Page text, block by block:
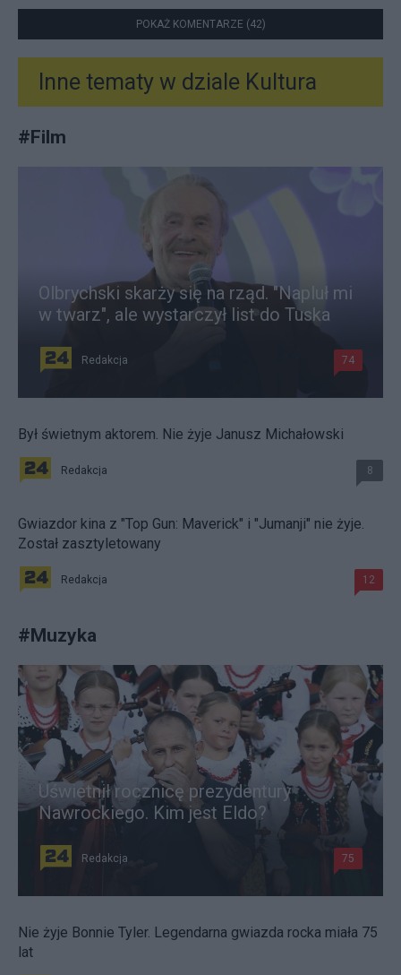
POKAŻ KOMENTARZE (42)
Inne tematy w dziale Kultura
#Film
Olbrychski skarży się na rząd. "Napluł mi
w twarz", ale wystarczył list do Tuska
Redakcja 74
Był świetnym aktorem. Nie żyje Janusz Michałowski
Redakcja 8
Gwiazdor kina z "Top Gun: Maverick" i "Jumanji" nie żyje.
Został zasztyletowany
Redakcja 12
#Muzyka
Uświetnił rocznicę prezydentury
Nawrockiego. Kim jest Eldo?
Redakcja 75
Nie żyje Bonnie Tyler. Legendarna gwiazda rocka miała 75
lat